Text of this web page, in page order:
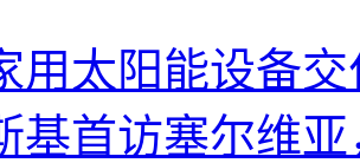
用太阳能设备
基首访塞尔维